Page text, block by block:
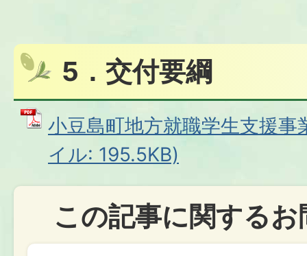
5．交付要綱
小豆島町地方就職学生支援事
イル: 195.5KB)
この記事に関する